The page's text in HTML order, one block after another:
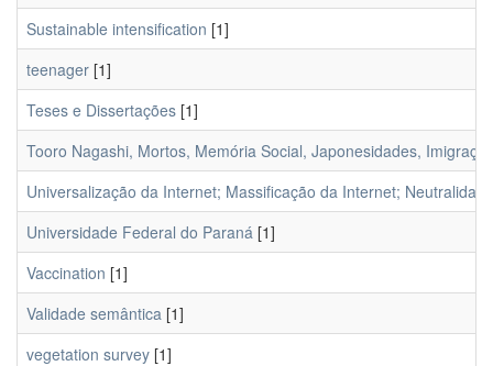
Sustainable intensification [1]
teenager [1]
Teses e Dissertações [1]
Tooro Nagashi, Mortos, Memória Social, Japonesidades,
Universalização da Internet; Massificação da Internet;
Universidade Federal do Paraná [1]
Vaccination [1]
Validade semântica [1]
vegetation survey [1]